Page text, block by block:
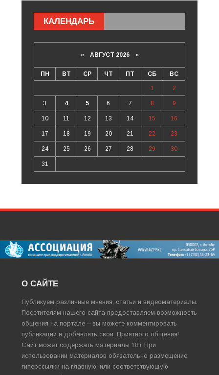
КАЛЕНДАРЬ
«АВГУСТ 2026 »
ПН ВТ СР ЧТ ПТ СБ ВС
1 2
3 4 5 6 7 8 9
10 11 12 13 14 15 16
17 18 19 20 21 22 23
24 25 26 27 28 29 30
31
О САЙТЕ
Публикуем различные мнения, статьи и видеоматериалы.
Посетителям нашего сайта предоставляем возможность
общения на портале – вы можете комментировать
публикации и добавлять свои. Приятного общения!
Сайт может содержать материалы 18+ При
использовании материалов обязательно размещение
гиперссылки на главную, или соответствующую